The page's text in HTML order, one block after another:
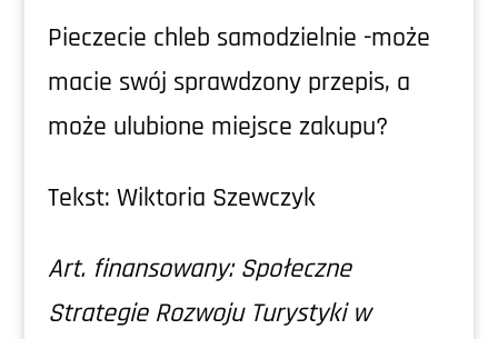
Pieczecie chleb samodzielnie -może
macie swój sprawdzony przepis, a
może ulubione miejsce zakupu?
Tekst: Wiktoria Szewczyk
Art. finansowany: Społeczne
Strategie Rozwoju Turystyki w